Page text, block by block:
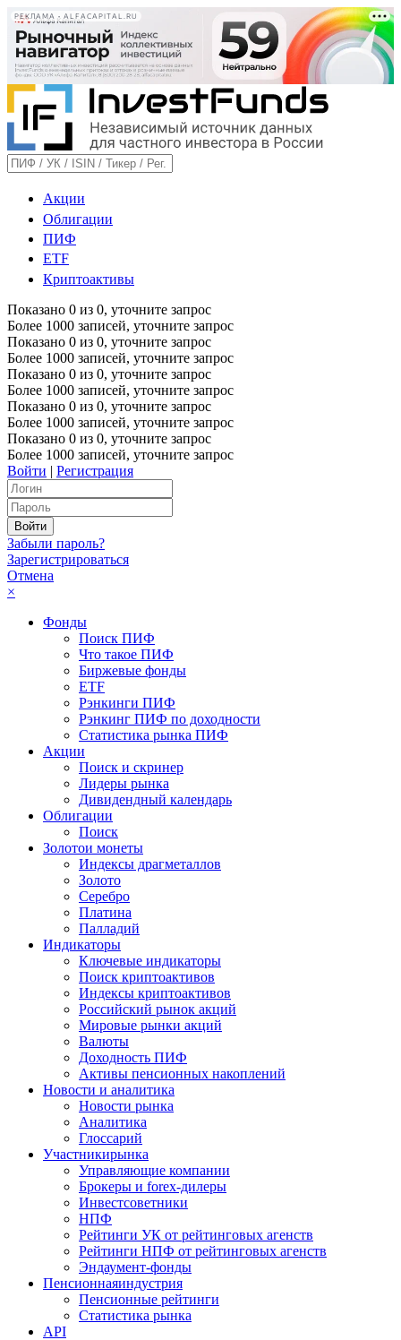
РЕКЛАМА • ALFACAPITAL.RU
Акции
Облигации
ПИФ
ETF
Криптоактивы
Показано 0 из 0, уточните запрос
Более 1000 записей, уточните запрос
Показано 0 из 0, уточните запрос
Более 1000 записей, уточните запрос
Показано 0 из 0, уточните запрос
Более 1000 записей, уточните запрос
Показано 0 из 0, уточните запрос
Более 1000 записей, уточните запрос
Показано 0 из 0, уточните запрос
Более 1000 записей, уточните запрос
Войти | Регистрация
Забыли пароль?
Зарегистрироваться
Отмена
×
Фонды
Поиск ПИФ
Что такое ПИФ
Биржевые фонды
ETF
Рэнкинги ПИФ
Рэнкинг ПИФ по доходности
Статистика рынка ПИФ
Акции
Поиск и скринер
Лидеры рынка
Дивидендный календарь
Облигации
Поиск
Золотои монеты
Индексы драгметаллов
Золото
Серебро
Платина
Палладий
Индикаторы
Ключевые индикаторы
Поиск криптоактивов
Индексы криптоактивов
Российский рынок акций
Мировые рынки акций
Валюты
Доходность ПИФ
Активы пенсионных накоплений
Новости и аналитика
Новости рынка
Аналитика
Глоссарий
Участникирынка
Управляющие компании
Брокеры и forex-дилеры
Инвестсоветники
НПФ
Рейтинги УК от рейтинговых агенств
Рейтинги НПФ от рейтинговых агенств
Эндаумент-фонды
Пенсионнаяиндустрия
Пенсионные рейтинги
Статистика рынка
API